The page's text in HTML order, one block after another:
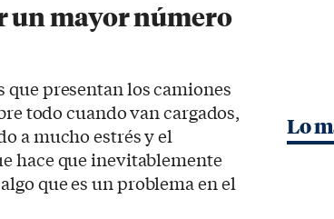
un mayor número
presentan los camiones
todo cuando van cargados,
a mucho estrés y el
hace que inevitablemente
que es un problema en el
Lo